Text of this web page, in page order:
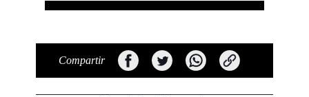
Compartir